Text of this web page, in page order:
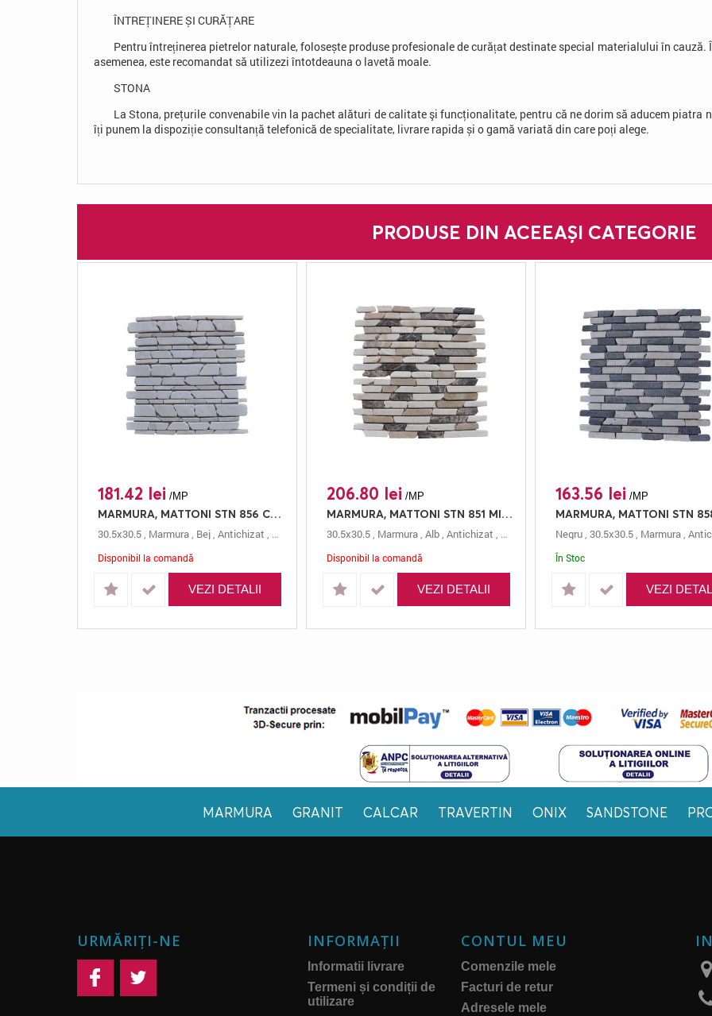
ÎNTREȚINERE ȘI CURĂȚARE
Pentru întreținerea pietrelor naturale, folosește produse profesionale de curățat destinate special materialului în cauză.
asemenea, este recomandat să utilizezi întotdeauna o lavetă moale.
STONA
La Stona, preţurile convenabile vin la pachet alături de calitate şi funcţionalitate, pentru că ne dorim să aducem piatra
îți punem la dispoziție consultanță telefonică de specialitate, livrare rapida și o gamă variată din care poți alege.
PRODUSE DIN ACEEAȘI CATEGORIE
181.42 lei /MP
MARMURA, MATTONI STN 856 CREAM, MOZAIC, 30.5X30.5, 0.5, ANTICHIZAT
30.5x30.5, Marmura, Bej, Antichizat , Mozaic 0.5 Cm,Mattoni
Disponibil la comandă
VEZI DETALII
206.80 lei /MP
MARMURA, MATTONI STN 851 MIX EMPERADOR, MOZAIC, 30.5X30.5, 0.5, ANTICHIZAT
30.5x30.5, Marmura, Alb, Antichizat , Mozaic 0.5 Cm,Mattoni
Disponibil la comandă
VEZI DETALII
163.56 lei /MP
Negru, 30.5x30.5, Marmura,
În Stoc
VEZI
MARMURA GRANIT CALCAR TRAVERTIN ONIX SANDSTONE
URMĂRIȚI-NE INFORMAŢII
Informatii livrare
Termeni și condiții de
utilizare
CONTUL MEU
Comenzile mele
Facturi de retur
Adresele mele